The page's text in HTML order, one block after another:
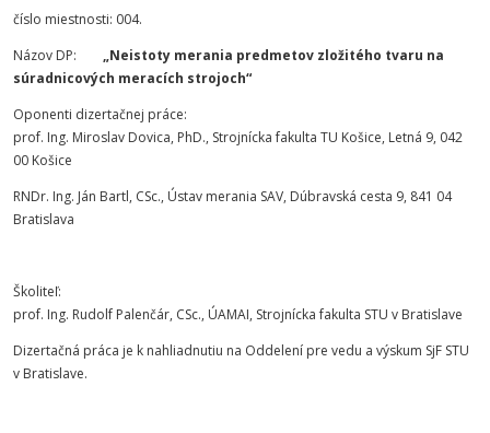
číslo miestnosti: 004.
Názov DP: „Neistoty merania predmetov zložitého tvaru na
súradnicových meracích strojoch“
Oponenti dizertačnej práce:
prof. Ing. Miroslav Dovica, PhD., Strojnícka fakulta TU Košice, Letná 9, 042
00 Košice
RNDr. Ing. Ján Bartl, CSc., Ústav merania SAV, Dúbravská cesta 9, 841 04
Bratislava
Školiteľ:
prof. Ing. Rudolf Palenčár, CSc., ÚAMAI, Strojnícka fakulta STU v Bratislave
Dizertačná práca je k nahliadnutiu na Oddelení pre vedu a výskum SjF STU
v Bratislave.